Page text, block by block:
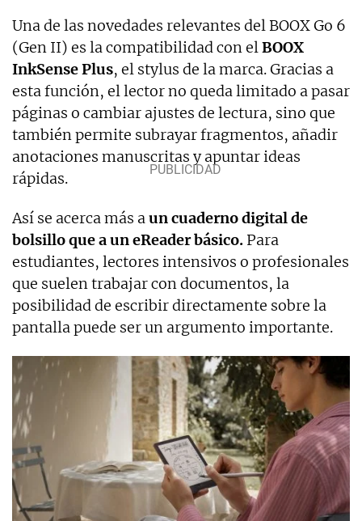
Una de las novedades relevantes del BOOX Go 6
(Gen II) es la compatibilidad con el BOOX
InkSense Plus, el stylus de la marca. Gracias a
esta función, el lector no queda limitado a pasar
páginas o cambiar ajustes de lectura, sino que
también permite subrayar fragmentos, añadir
anotaciones manuscritas y apuntar ideas
rápidas.
Así se acerca más a un cuaderno digital de
bolsillo que a un eReader básico. Para
estudiantes, lectores intensivos o profesionales
que suelen trabajar con documentos, la
posibilidad de escribir directamente sobre la
pantalla puede ser un argumento importante.